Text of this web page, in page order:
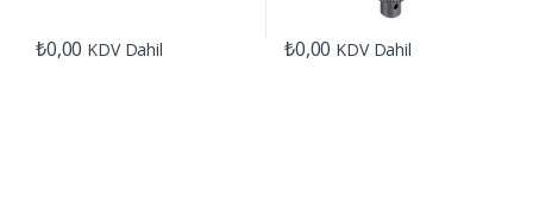
₺0,00 KDV Dahil ₺0,00 KDV Dahil